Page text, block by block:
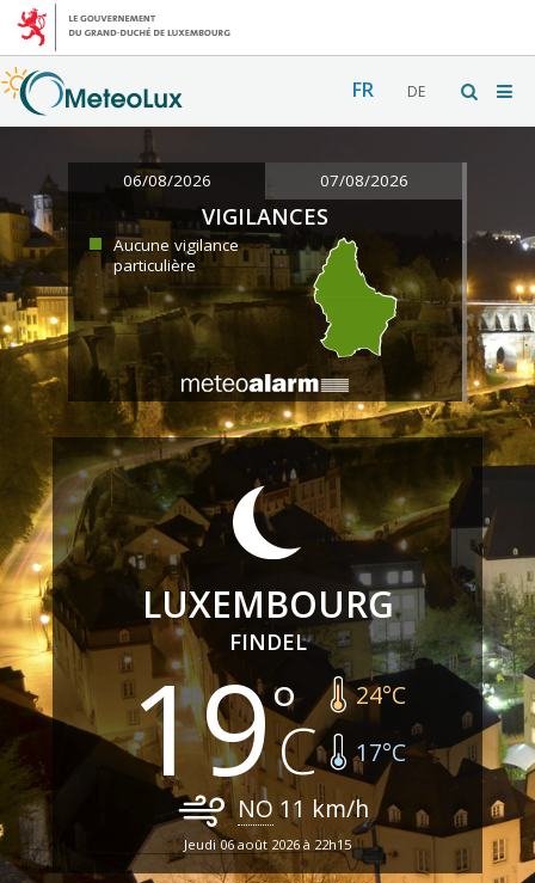
FR DE
06/08/2026 07/08/2026
VIGILANCES
Aucune vigilance
particulière
LUXEMBOURG
FINDEL
19 24°C
17°C
NO 11 km/h
Jeudi 06 août 2026 à 22h15